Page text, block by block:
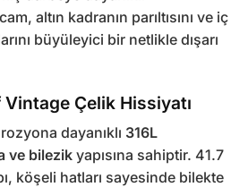
altın kadranın parıltısını ve iç
büyüleyici bir netlikle dışarı
Vintage Çelik Hissiyatı
dayanıklı 316L
ve bilezikyapısına sahiptir. 41.7
köşeli hatları sayesinde bilekte